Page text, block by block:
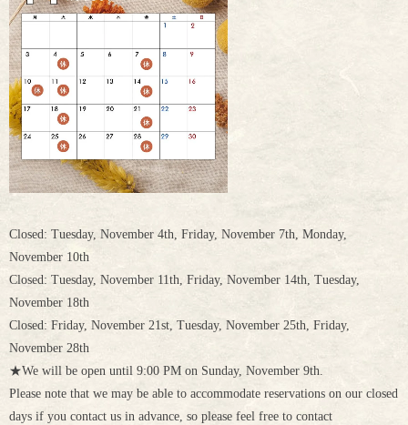
Closed: Tuesday, November 4th, Friday, November 7th, Monday,
November 10th
Closed: Tuesday, November 11th, Friday, November 14th, Tuesday,
November 18th
Closed: Friday, November 21st, Tuesday, November 25th, Friday,
November 28th
★We will be open until 9:00 PM on Sunday, November 9th.
Please note that we may be able to accommodate reservations on our closed
days if you contact us in advance, so please feel free to contact